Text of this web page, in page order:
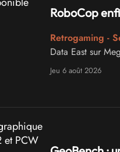
RoboCop
Retrogaming -
Data East sur
Jeu 6 août 2026